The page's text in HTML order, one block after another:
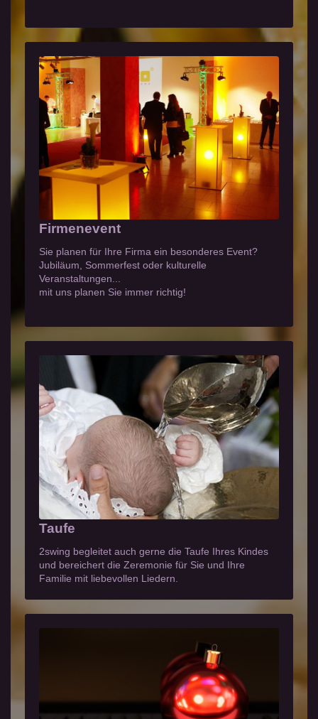
Firmenevent
Sie planen für Ihre Firma ein besonderes Event?
Jubiläum, Sommerfest oder kulturelle
Veranstaltungen...
mit uns planen Sie immer richtig!
Taufe
2swing begleitet auch gerne die Taufe Ihres Kindes
und bereichert die Zeremonie für Sie und Ihre
Familie mit liebevollen Liedern.